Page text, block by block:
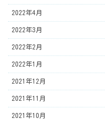
2022年4月
2022年3月
2022年2月
2022年1月
2021年12月
2021年11月
2021年10月